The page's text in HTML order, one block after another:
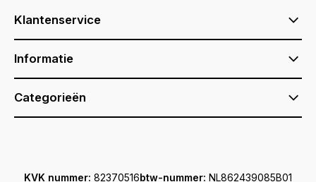
Klantenservice
Informatie
Categorieën
KVK nummer: 82370516btw-nummer: NL862439085B01